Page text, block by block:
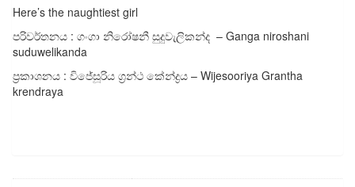
Here’s the naughtiest girl
පරිවර්තනය : ගංගා නිරෝෂනී සුදුවැලිකන්ද – Ganga niroshani
suduwelikanda
ප්‍රකාශනය : විජේසූරිය ග්‍රන්ථ කේන්ද්‍රය – Wijesooriya Grantha
krendraya